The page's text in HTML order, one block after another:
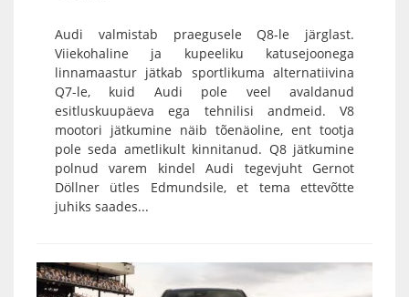
Audi valmistab praegusele Q8-le järglast.
Viiekohaline ja kupeeliku katusejoonega
linnamaastur jätkab sportlikuma alternatiivina
Q7-le, kuid Audi pole veel avaldanud
esitluskuupäeva ega tehnilisi andmeid. V8
mootori jätkumine näib tõenäoline, ent tootja
pole seda ametlikult kinnitanud. Q8 jätkumine
polnud varem kindel Audi tegevjuht Gernot
Döllner ütles Edmundsile, et tema ettevõtte
juhiks saades...